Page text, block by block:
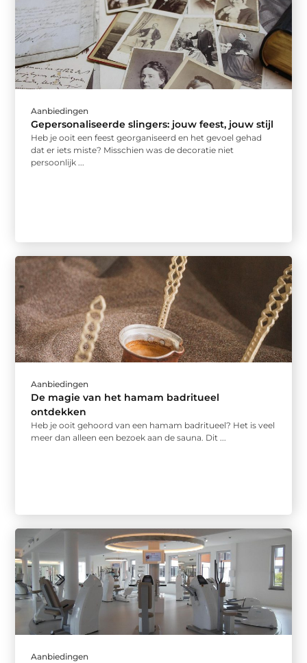
Aanbiedingen
Gepersonaliseerde slingers: jouw feest, jouw stijl
Heb je ooit een feest georganiseerd en het gevoel gehad
dat er iets miste? Misschien was de decoratie niet
persoonlijk ...
Aanbiedingen
De magie van het hamam badritueel
ontdekken
Heb je ooit gehoord van een hamam badritueel? Het is veel
meer dan alleen een bezoek aan de sauna. Dit ...
Aanbiedingen